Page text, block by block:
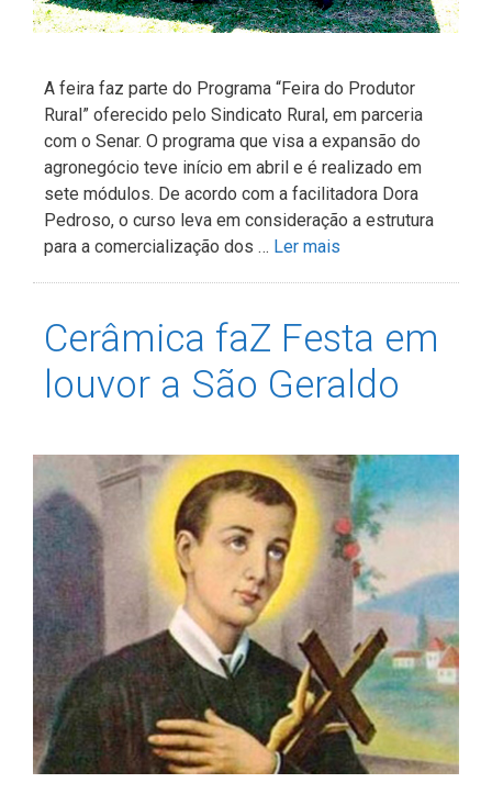
A feira faz parte do Programa “Feira do Produtor
Rural” oferecido pelo Sindicato Rural, em parceria
com o Senar. O programa que visa a expansão do
agronegócio teve início em abril e é realizado em
sete módulos. De acordo com a facilitadora Dora
Pedroso, o curso leva em consideração a estrutura
para a comercialização dos … Ler mais
Cerâmica faZ Festa em
louvor a São Geraldo